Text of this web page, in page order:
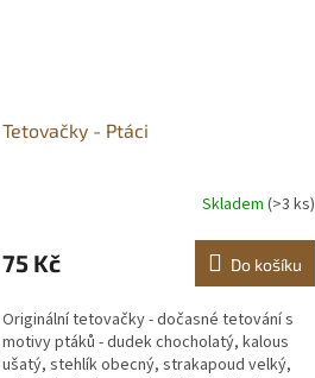
Tetovačky - Ptáci
Skladem (>3 ks)
75 Kč Do košíku
Originální tetovačky - dočasné tetování s
motivy ptáků - dudek chocholatý, kalous
ušatý, stehlík obecný, strakapoud velký,